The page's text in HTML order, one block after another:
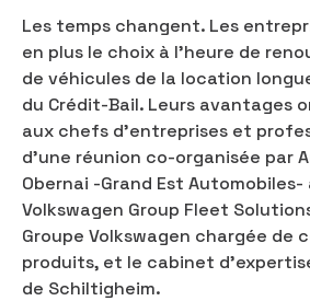
Les temps changent. Les
en plus le choix à l’heure de
de véhicules de la location
du Crédit-Bail. Leurs avantages
aux chefs d’entreprises et
d’une réunion co-organisée par
Obernai -Grand Est
Volkswagen Group Fleet
Groupe Volkswagen chargée de
produits, et le cabinet
de Schiltigheim.